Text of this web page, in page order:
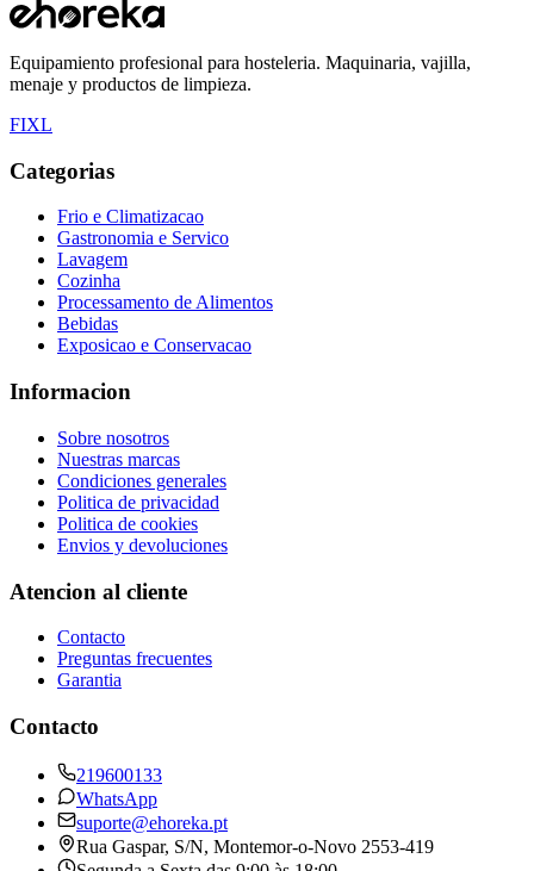
Equipamiento profesional para hosteleria. Maquinaria, vajilla,
menaje y productos de limpieza.
FIXL
Categorias
Frio e Climatizacao
Gastronomia e Servico
Lavagem
Cozinha
Processamento de Alimentos
Bebidas
Exposicao e Conservacao
Informacion
Sobre nosotros
Nuestras marcas
Condiciones generales
Politica de privacidad
Politica de cookies
Envios y devoluciones
Atencion al cliente
Contacto
Preguntas frecuentes
Garantia
Contacto
219600133
WhatsApp
suporte@ehoreka.pt
Rua Gaspar, S/N, Montemor-o-Novo 2553-419